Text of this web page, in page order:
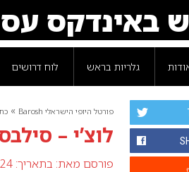
באינדקס
גלריות בראש לוח דרושים
פורטל היופי הישראלי Barosh »
לוצ’י –
פורסם מאת: בתאריך: 24 דצמבר 2009